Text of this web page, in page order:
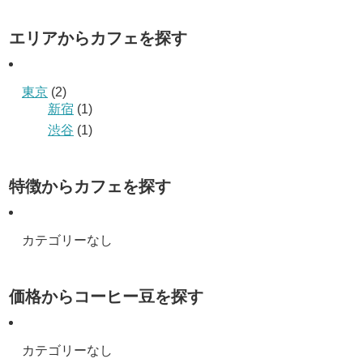
エリアからカフェを探す
東京 (2)
新宿 (1)
渋谷 (1)
特徴からカフェを探す
カテゴリーなし
価格からコーヒー豆を探す
カテゴリーなし